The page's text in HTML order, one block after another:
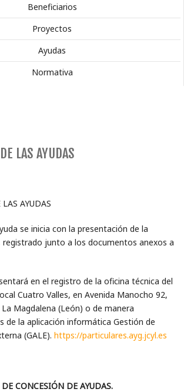
Beneficiarios
Proyectos
Ayudas
Normativa
LAS AYUDAS
AYUDAS
se inicia con la presentación de la
registrado junto a los documentos anexos a
en el registro de la oficina técnica del
Cuatro Valles, en Avenida Manocho 92,
Magdalena (León) o de manera
de la aplicación informática Gestión de
(GALE). https://particulares.ayg.jcyl.es
CONCESIÓN DE AYUDAS.